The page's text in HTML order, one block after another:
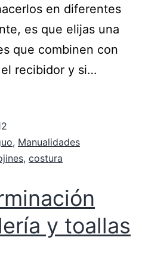
en diferentes
es que elijas una
que combinen con
recibidor y si…
, Manualidades
, costura
y toallas